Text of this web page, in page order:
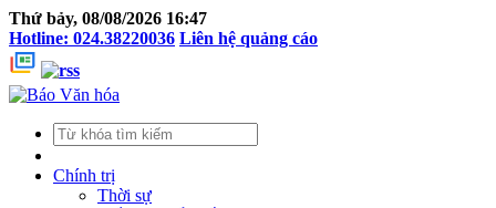
Thứ bảy, 08/08/2026 16:47
Hotline: 024.38220036 Liên hệ quảng cáo
Chính trị
Thời sự